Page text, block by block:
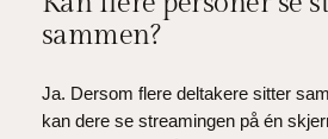
sammen?
Ja. Dersom flere deltakere sitter
kan dere se streamingen på én